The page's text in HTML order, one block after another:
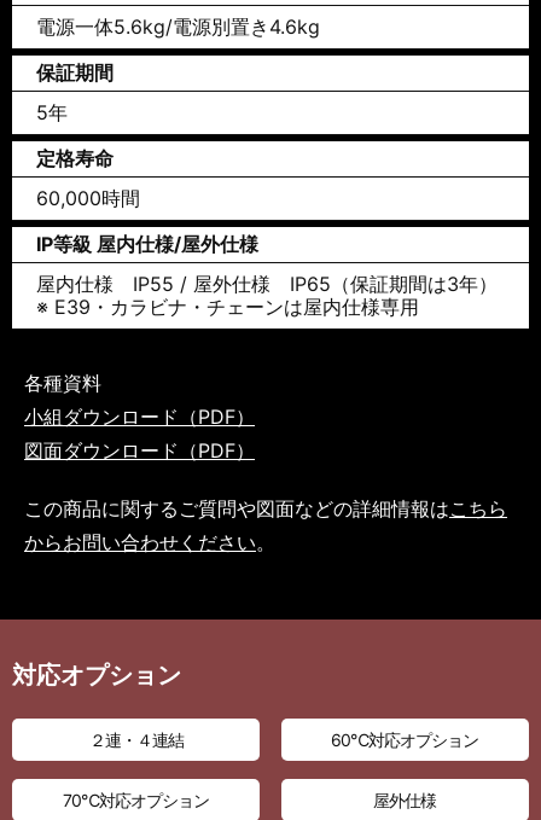
電源一体5.6kg/電源別置き4.6kg
保証期間
5年
定格寿命
60,000時間
IP等級 屋内仕様/屋外仕様
屋内仕様 IP55 / 屋外仕様 IP65（保証期間は3年）
※ E39・カラビナ・チェーンは屋内仕様専用
各種資料
小組ダウンロード（PDF）
図面ダウンロード（PDF）
この商品に関するご質問や図面などの詳細情報はこちら
からお問い合わせください。
対応オプション
２連・４連結 60℃対応オプション
70℃対応オプション 屋外仕様